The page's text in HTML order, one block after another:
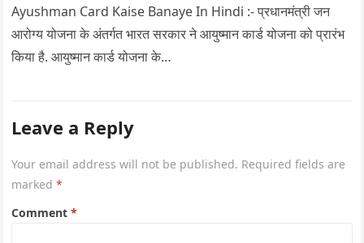
Ayushman Card Kaise Banaye In Hindi :- प्रधानमंत्री जन
आरोग्य योजना के अंतर्गत भारत सरकार ने आयुष्मान कार्ड योजना को प्रारंभ
किया है. आयुष्मान कार्ड योजना के…
Leave a Reply
Your email address will not be published. Required fields are
marked*
Comment*